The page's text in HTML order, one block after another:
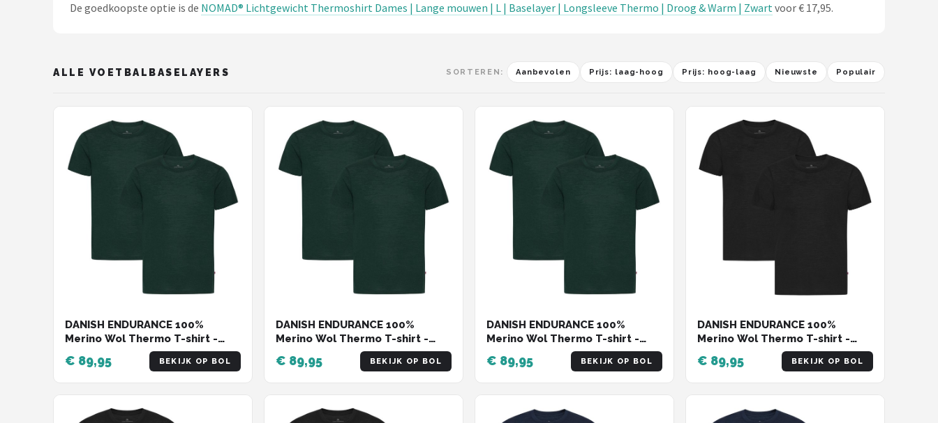
Shimano
Alle merken →
De goedkoopste optie is de NOMAD® Lichtgewicht Thermoshirt Dames | Lange mouwen | L | Baselayer | Longsleeve Thermo | Droog & Warm | Zwartvoor € 17,95.
ALLE VOETBALBASELAYERS SORTEREN: Aanbevolen Prijs: laag-hoog Prijs: hoog-laag Nieuwste Populair
DANISH ENDURANCE 100%
Merino Wol Thermo T-shirt -
voor Heren - Donkergroen - 2
pack - Maat L
€ 89,95 BEKIJK OP BOL
DANISH ENDURANCE 100%
Merino Wol Thermo T-shirt -
voor Heren - Donkergroen - 2
pack - Maat XXL
€ 89,95 BEKIJK OP BOL
DANISH ENDURANCE 100%
Merino Wol Thermo T-shirt -
voor Heren - Donkergroen - 2
pack - Maat XL
€ 89,95 BEKIJK OP BOL
DANISH ENDURANCE 100%
Merino Wol Thermo T-shirt -
voor Heren - Zwart - 2 pack -
Maat XXL
€ 89,95 BEKIJK OP BOL